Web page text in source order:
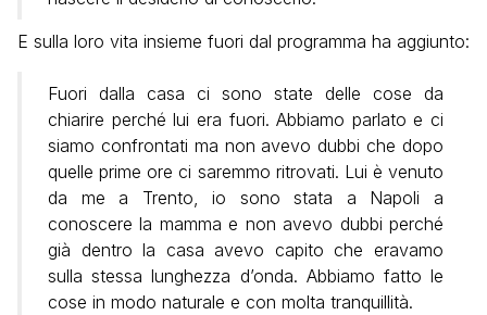
E sulla loro vita insieme fuori dal programma ha aggiunto:
Fuori dalla casa ci sono state delle cose da
chiarire perché lui era fuori. Abbiamo parlato e ci
siamo confrontati ma non avevo dubbi che dopo
quelle prime ore ci saremmo ritrovati. Lui è venuto
da me a Trento, io sono stata a Napoli a
conoscere la mamma e non avevo dubbi perché
già dentro la casa avevo capito che eravamo
sulla stessa lunghezza d’onda. Abbiamo fatto le
cose in modo naturale e con molta tranquillità.